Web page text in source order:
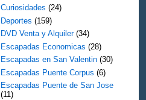
Curiosidades (24)
Deportes (159)
DVD Venta y Alquiler (34)
Escapadas Economicas (28)
Escapadas en San Valentin (30)
Escapadas Puente Corpus (6)
Escapadas Puente de San Jose
(11)